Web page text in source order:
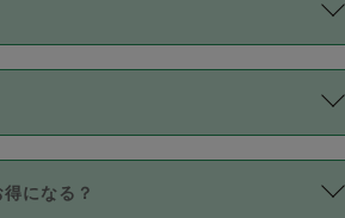
前に相談し、合意の上事前申請すること
はございません。
選んで設定しています。
ビュー件数、レビューの平均値、などで
っています。
／AMERICAN EXPRESS／Diners
になる？